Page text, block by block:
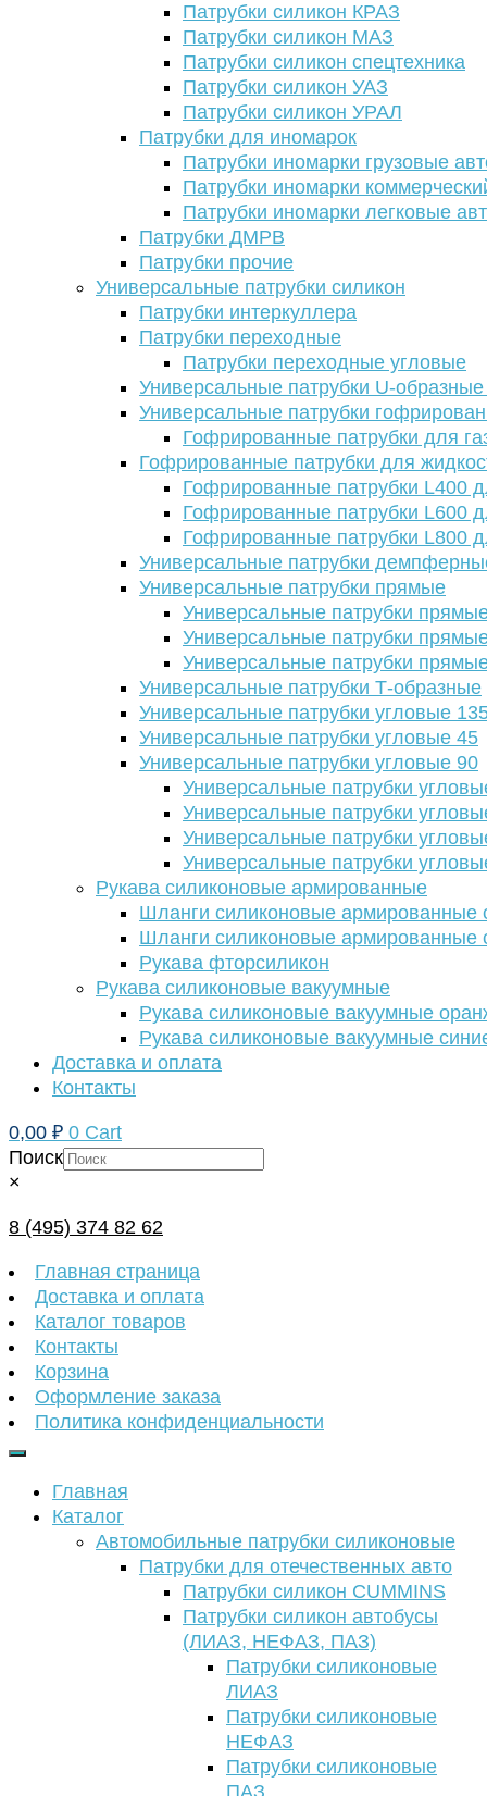
Патрубки силикон КРАЗ
Патрубки силикон МАЗ
Патрубки силикон спецтехника
Патрубки силикон УАЗ
Патрубки силикон УРАЛ
Патрубки для иномарок
Патрубки иномарки грузовые
Патрубки иномарки
Патрубки иномарки легковые
Патрубки ДМРВ
Патрубки прочие
Универсальные патрубки силикон
Патрубки интеркуллера
Патрубки переходные
Патрубки переходные угловые
Универсальные патрубки U-
Универсальные патрубки
Гофрированные патрубки для
Гофрированные патрубки для
Гофрированные патрубки L400
Гофрированные патрубки L600
Гофрированные патрубки L800
Универсальные патрубки
Универсальные патрубки прямые
Универсальные патрубки
Универсальные патрубки
Универсальные патрубки
Универсальные патрубки Т-образные
Универсальные патрубки угловые
Универсальные патрубки угловые 45
Универсальные патрубки угловые 90
Универсальные патрубки
Универсальные патрубки
Универсальные патрубки
Универсальные патрубки
Рукава силиконовые армированные
Шланги силиконовые армированные
Шланги силиконовые армированные
Рукава фторсиликон
Рукава силиконовые вакуумные
Рукава силиконовые вакуумные
Рукава силиконовые вакуумные
Доставка и оплата
Контакты
0,00 ₽ 0 Cart
Поиск
×
8 (495) 374 82 62
Главная страница
Доставка и оплата
Каталог товаров
Контакты
Корзина
Оформление заказа
Политика конфиденциальности
Главная
Каталог
Автомобильные патрубки силиконовые
Патрубки для отечественных авто
Патрубки силикон CUMMINS
Патрубки силикон автобусы
(ЛИАЗ, НЕФАЗ, ПАЗ)
Патрубки силиконовые
ЛИАЗ
Патрубки силиконовые
НЕФАЗ
Патрубки силиконовые
ПАЗ